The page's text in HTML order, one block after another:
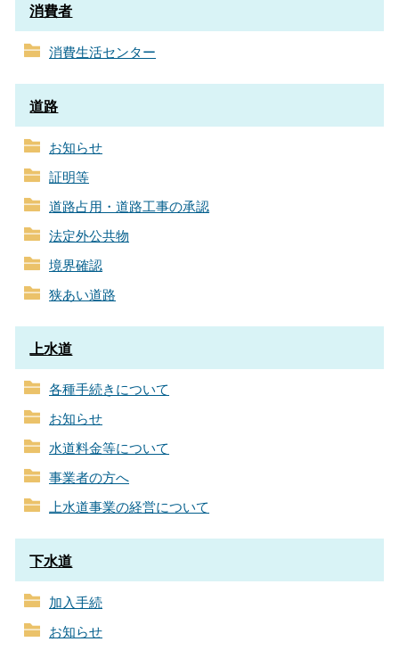
消費者
消費生活センター
道路
お知らせ
証明等
道路占用・道路工事の承認
法定外公共物
境界確認
狭あい道路
上水道
各種手続きについて
お知らせ
水道料金等について
事業者の方へ
上水道事業の経営について
下水道
加入手続
お知らせ